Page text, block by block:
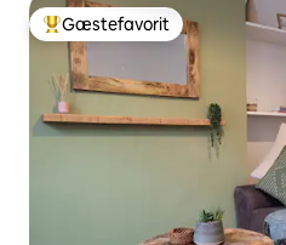
Bedste gæstefavorit
Gæstefavorit